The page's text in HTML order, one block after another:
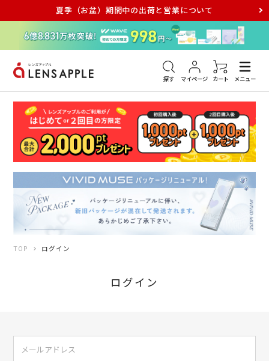
夏季（お盆）期間中の出荷と営業について
探す マイページ カート メニュー
アキュビュー メダリスト メガネ
TOP ログイン
ログイン